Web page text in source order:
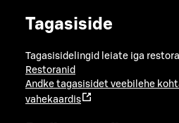
Tagasiside
Tagasisidelingid leiate iga
Restoranid
Andke tagasisidet veebilehe
vahekaardis